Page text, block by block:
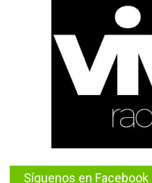
Síguenos en Facebook